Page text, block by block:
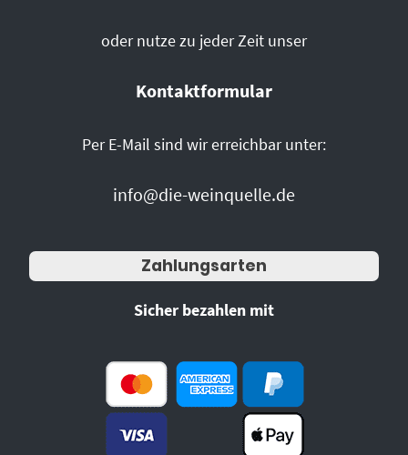
oder nutze zu jeder Zeit unser
Kontaktformular
Per E-Mail sind wir erreichbar unter:
info@die-weinquelle.de
Zahlungsarten
Sicher bezahlen mit